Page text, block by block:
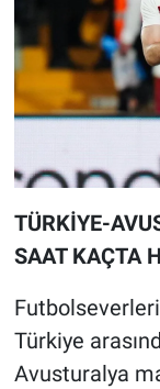
TÜRKİYE-
SAAT KAÇTA
Türkiye
Avusturalya